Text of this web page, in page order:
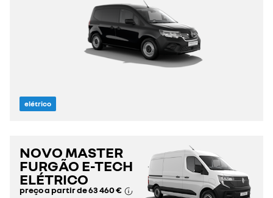
elétrico
NOVO MASTER
FURGÃO E-TECH
ELÉTRICO
preço a partir de63 460 €